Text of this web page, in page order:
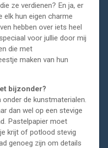
ze verdienen? En ja, er
elk hun eigen charme
hebben over iets heel
voor jullie door mij
die met
maken van hun
bijzonder?
de kunstmaterialen.
dan wel op een stevige
Pastelpapier moet
je krijt of potlood stevig
genoeg zijn om details